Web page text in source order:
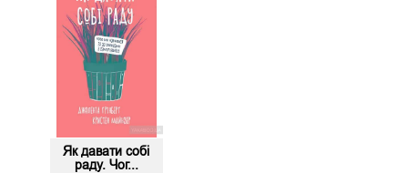
Як давати собі
раду. Чог...